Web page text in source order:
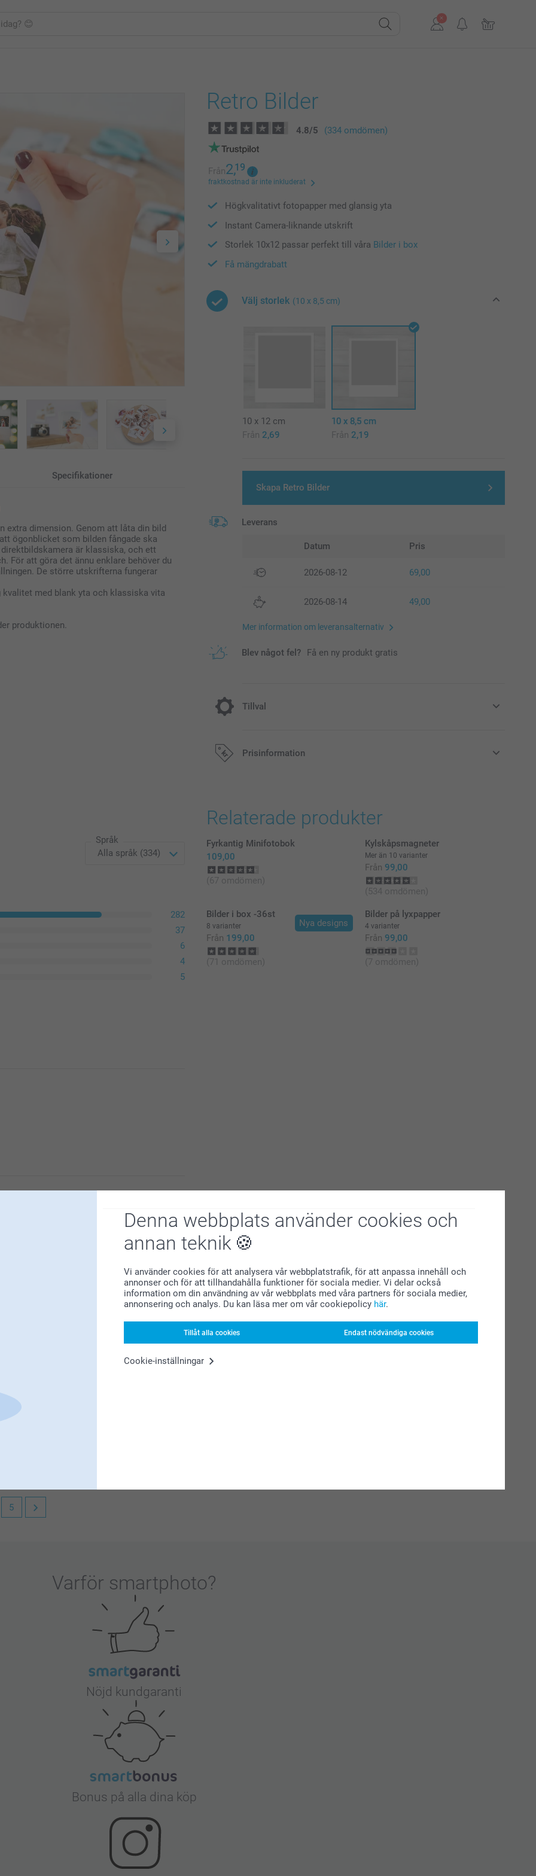
Denna webbplats använder cookies och
annan teknik
Vi använder cookies för att analysera vår webbplatstrafik, för att anpassa innehåll och
annonser och för att tillhandahålla funktioner för sociala medier. Vi delar också
information om din användning av vår webbplats med våra partners för sociala medier,
annonsering och analys. Du kan läsa mer om vår cookiepolicy här.
Tillåt alla cookies Endast nödvändiga cookies
Cookie-inställningar
Specifikationer
extra dimension. Genom att låta din bild
ögonblicket som bilden fångade ska
är klassiska, och ett
För att göra det ännu enklare behöver du
De större utskrifterna fungerar
kvalitet med blank yta och klassiska vita
produktionen.
Retro Bilder
4.8/5 (334 omdömen)
Från2,19
fraktkostnad är inte inkluderat
Högkvalitativt fotopapper med glansig yta
Instant Camera-liknande utskrift
Storlek 10x12 passar perfekt till våra Bilder i box
Få mängdrabatt
Välj storlek (10 x 8,5 cm)
10 x 12 cm
Från 2,69
10 x 8,5 cm
Från 2,19
Skapa Retro Bilder
Leverans
Datum Pris
2026-08-12 69,00
2026-08-14 49,00
Mer information om leveransalternativ
Blev något fel? Få en ny produkt gratis
Tillval
Färg Effekt
Svart-Vit
Prisinformation
Alla priser är i svenska kronor (SEK), inklusive moms och exklusive porto.
Antal
1 - 9
10 - 49
Språk
282
37
6
4
5
i handen 💕 Vi är så glada att du valde oss
5
Relaterade produkter
Fyrkantig Minifotobok
109,00
(67 omdömen)
Kylskåpsmagneter
Mer än 10 varianter
Från 99,00
(534 omdömen)
Nya designs
Bilder i box -36st
8 varianter
Från 199,00
(71 omdömen)
Bilder på lyxpapper
4 varianter
Från 99,00
(7 omdömen)
Varför smartphoto?
Nöjd kundgaranti
Bonus på alla dina köp